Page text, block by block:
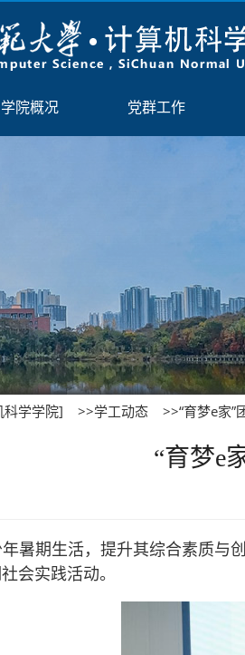
科学学院] >>学工动态 >>“育梦e家”
“育梦e
暑期生活，提升其综合素质与
会实践活动。
学院概况 党群工作